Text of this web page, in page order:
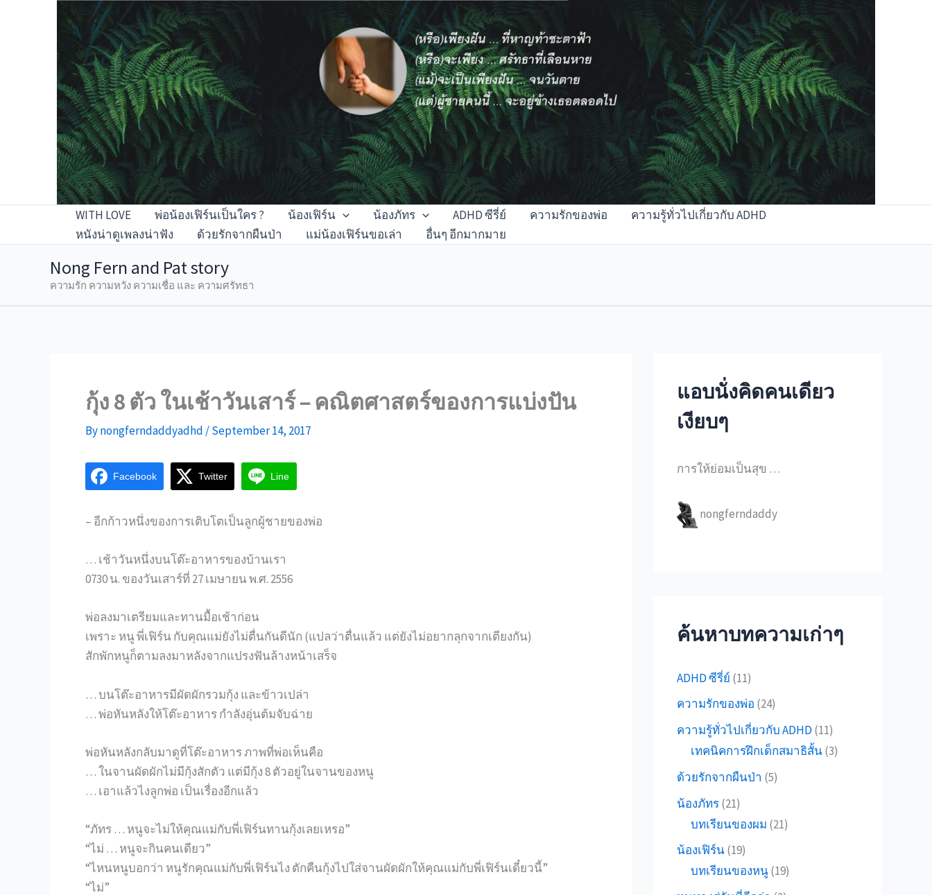
WITH LOVE พ่อน้องเฟิร์นเป็นใคร ? น้องเฟิร์น น้องภัทร ADHD ซีรี่ย์ ความรักของพ่อ
ความรู้ทั่วไปเกี่ยวกับ ADHD
หนังน่าดูเพลงน่าฟัง
ด้วยรักจากผืนป่า แม่น้องเฟิร์นขอเล่า อื่นๆ อีกมากมาย
Nong Fern and Pat story
ความรัก ความหวัง ความเชื่อ และ ความศรัทธา
กุ้ง 8 ตัว ในเช้าวันเสาร์ – คณิตศาสตร์ของการแบ่งปัน
Bynongferndaddyadhd /September 14, 2017
Facebook Twitter Line
– อีกก้าวหนึ่งของการเติบโตเป็นลูกผู้ชายของพ่อ
… เช้าวันหนึ่งบนโต๊ะอาหารของบ้านเรา
0730 น. ของวันเสาร์ที่ 27 เมษายน พ.ศ. 2556
พ่อลงมาเตรียมและทานมื้อเช้าก่อน
เพราะ หนู พี่เฟิร์น กับคุณแม่ยังไม่ตื่นกันดีนัก (แปลว่าตื่นแล้ว แต่ยังไม่อยากลุกจากเตียงกัน)
สักพักหนูก็ตามลงมาหลังจากแปรงฟันล้างหน้าเสร็จ
… บนโต๊ะอาหารมีผัดผักรวมกุ้ง และข้าวเปล่า
… พ่อหันหลังให้โต๊ะอาหาร กำลังอุ่นต้มจับฉ่าย
พ่อหันหลังกลับมาดูที่โต๊ะอาหาร ภาพที่พ่อเห็นคือ
… ในจานผัดผักไม่มีกุ้งสักตัว แต่มีกุ้ง 8 ตัวอยู่ในจานของหนู
… เอาแล้วไงลูกพ่อ เป็นเรื่องอีกแล้ว
“ภัทร … หนูจะไม่ให้คุณแม่กับพี่เฟิร์นทานกุ้งเลยเหรอ”
“ไม่ … หนูจะกินคนเดียว”
“ไหนหนูบอกว่า หนูรักคุณแม่กับพี่เฟิร์นไง ตักคืนกุ้งไปใส่จานผัดผักให้คุณแม่กับพี่เฟิร์นเดี๋ยวนี้”
“ไม่”
แอบนั่งคิดคนเดียว
เงียบๆ
การให้ย่อมเป็นสุข …
nongferndaddy
ค้นหาบทความเก่าๆ
ADHD ซีรี่ย์ (11)
ความรักของพ่อ (24)
ความรู้ทั่วไปเกี่ยวกับ ADHD (11)
เทคนิคการฝึกเด็กสมาธิสั้น(3)
ด้วยรักจากผืนป่า (5)
น้องภัทร(21)
บทเรียนของผม (21)
น้องเฟิร์น(19)
บทเรียนของหนู(19)